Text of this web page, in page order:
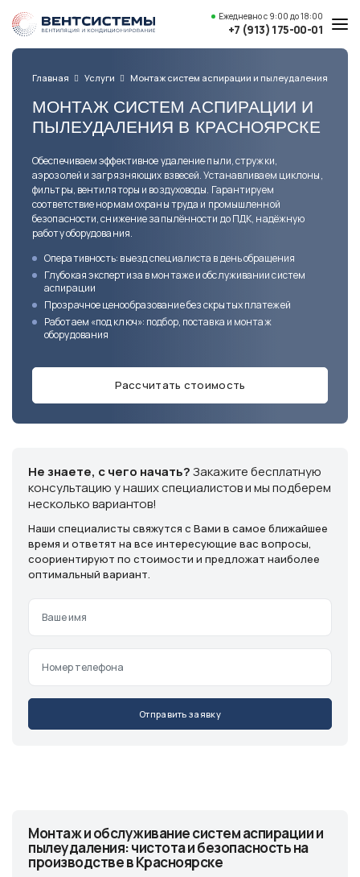
Ежедневнос 9:00 до 18:00
+7 (913) 175-00-01
О компании
Наши работы
Полезные статьи
Доставка и оплата
Контакты
Адрес
Красноярск,
Телефон
+7 (913) 175-00-01
Режим работы
ежедневно с 9:00 до 18:00
Бесплатная консультация
Главная Услуги Монтаж систем аспирации и пылеудаления
МОНТАЖ СИСТЕМ АСПИРАЦИИ И
ПЫЛЕУДАЛЕНИЯ В КРАСНОЯРСКЕ
Обеспечиваем эффективное удаление пыли, стружки,
аэрозолей и загрязняющих взвесей. Устанавливаем циклоны,
фильтры, вентиляторы и воздуховоды. Гарантируем
соответствие нормам охраны труда и промышленной
безопасности, снижение запылённости до ПДК, надёжную
работу оборудования.
Оперативность: выездспециалиста в день обращения
Глубокая экспертиза в монтажеи обслуживании систем
аспирации
Прозрачное ценообразованиебез скрытых платежей
Работаем «под ключ»: подбор, поставка и монтаж
оборудования
Рассчитать стоимость
Не знаете, с чего начать?Закажите бесплатную
консультацию у наших специалистов и мы подберем
несколько вариантов!
Наши специалисты свяжутся с Вами в самое ближайшее
время и ответят на все интересующие вас вопросы,
соориентируют по стоимости и предложат наиболее
оптимальный вариант.
Отправить заявку
Монтаж и обслуживание систем аспирации и
пылеудаления: чистота и безопасность на
производстве в Красноярске